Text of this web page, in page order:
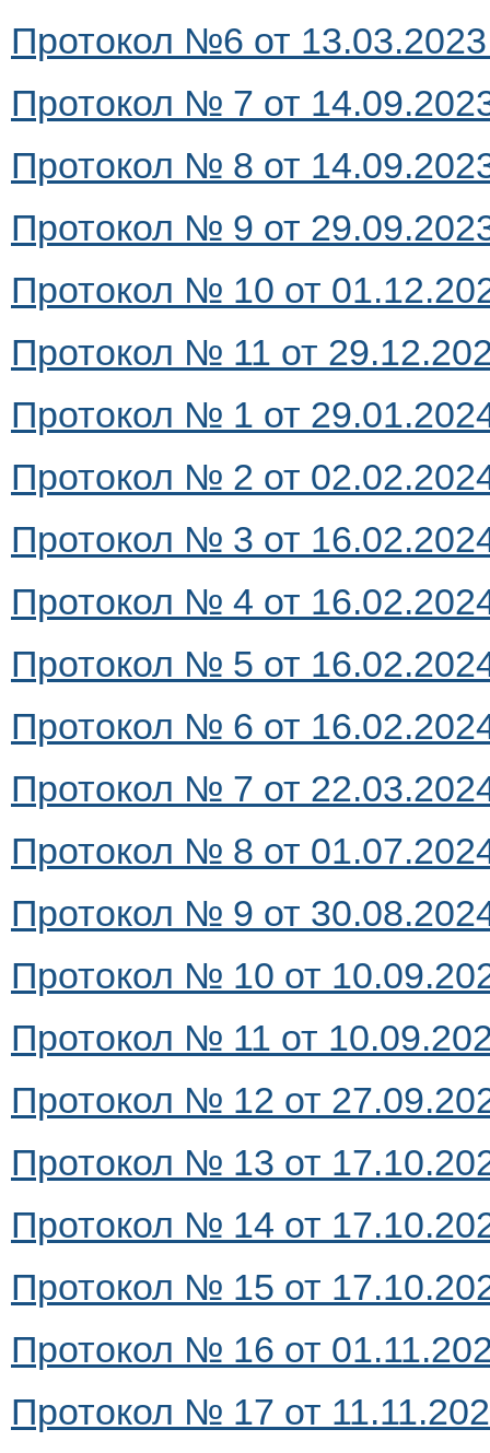
Протокол №6 от 13.03.2023
Протокол № 7 от
Протокол № 8 от
Протокол № 9 от
Протокол № 10 от
Протокол № 11 от
Протокол № 1 от
Протокол № 2 от
Протокол № 3 от
Протокол № 4 от
Протокол № 5 от
Протокол № 6 от
Протокол № 7 от
Протокол № 8 от
Протокол № 9 от
Протокол № 10 от
Протокол № 11 от
Протокол № 12 от
Протокол № 13 от
Протокол № 14 от
Протокол № 15 от
Протокол № 16 от
Протокол № 17 от